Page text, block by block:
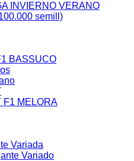
INVIERNO VERANO
semill)
BASSUCO
F1 MELORA
Variada
Variado